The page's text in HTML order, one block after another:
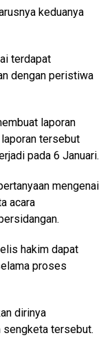
keduanya
terdapat
dengan peristiwa
laporan
tersebut
pada 6 Januari.
mengenai
acara
hakim dapat
proses
dirinya
sengketa tersebut.